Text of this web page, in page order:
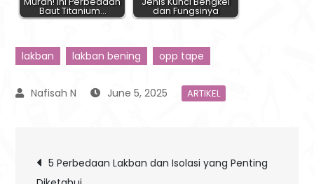
Baut Titanium… dan Fungsinya
lakban lakban bening opp tape
June 5, 2025 ARTIKEL
Post
5 Perbedaan Lakban dan Isolasi yang Penting